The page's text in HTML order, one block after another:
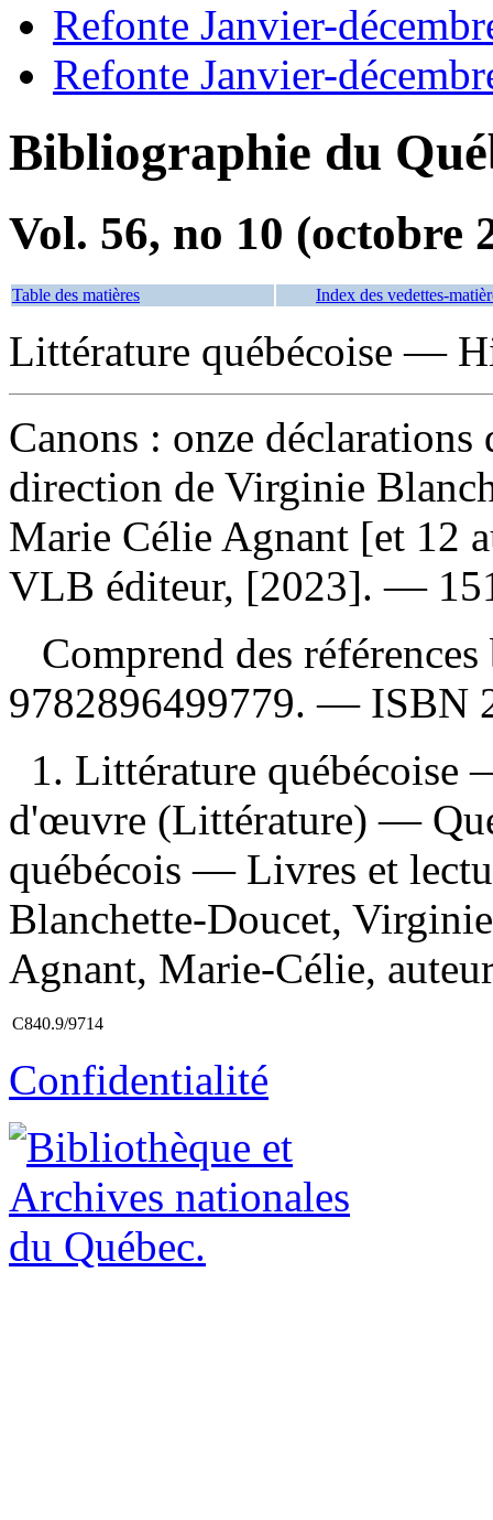
Refonte Janvier-
Refonte Janvier-
Bibliographie du
Vol. 56, no 10 (octobre
Table des matières Index des vedettes-
Littérature québécoise —
Canons : onze
direction de Virginie
Marie Célie Agnant [et 12
VLB éditeur, [2023]. —
Comprend des
9782896499779. — ISBN
1. Littérature
d'œuvre (Littérature) —
québécois — Livres et
Blanchette-Doucet,
Agnant, Marie-Célie,
C840.9/9714
Confidentialité